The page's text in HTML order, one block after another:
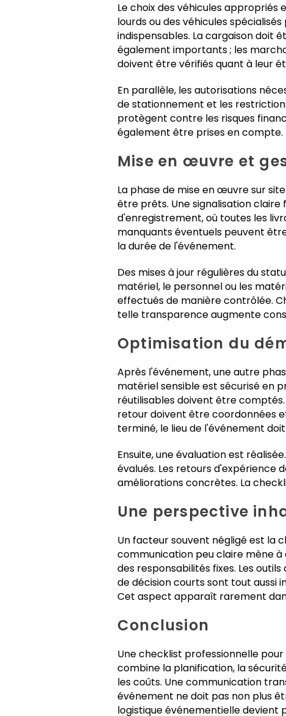
Le choix des véhicules
lourds ou des véhicules
indispensables. La cargaison doit
également importants ; les
doivent être vérifiés quant à leur
En parallèle, les autorisations
de stationnement et les
protègent contre les risques
également être prises en compte.
Mise en œuvre et
La phase de mise en œuvre sur
être prêts. Une signalisation
d'enregistrement, où toutes les
manquants éventuels peuvent
la durée de l'événement.
Des mises à jour régulières du
matériel, le personnel ou les
effectués de manière contrôlée.
telle transparence augmente
Optimisation du
Après l'événement, une autre
matériel sensible est sécurisé en
réutilisables doivent être
retour doivent être coordonnées
terminé, le lieu de l'événement
Ensuite, une évaluation est
évalués. Les retours
améliorations concrètes. La
Une perspective
Un facteur souvent négligé est la
communication peu claire mène à
des responsabilités fixes. Les
de décision courts sont tout aussi
Cet aspect apparaît rarement
Conclusion
Une checklist professionnelle
combine la planification, la
les coûts. Une communication
événement ne doit pas non plus
logistique événementielle devient